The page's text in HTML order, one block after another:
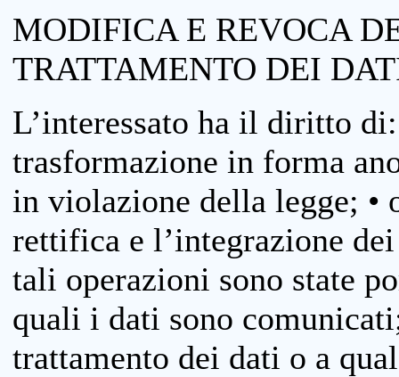
MODIFICA E REVOCA
TRATTAMENTO DEI
L’interessato ha il diritto
trasformazione in forma
in violazione della legge; •
rettifica e l’integrazione
tali operazioni sono state
quali i dati sono
trattamento dei dati o a